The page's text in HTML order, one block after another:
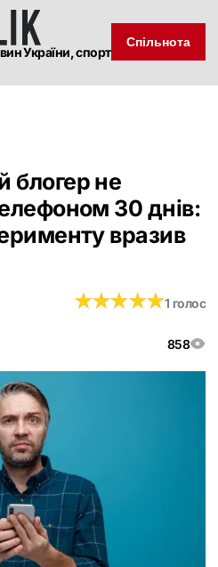
України, спорт
Спільнота
блогер не
30 днів:
вразив
858
★★★★★
★★★★★1 голос